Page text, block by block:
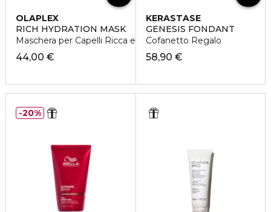
OLAPLEX
RICH HYDRATION MASK
Maschera per Capelli Ricca e Idratante
44,00 €
KERASTASE
GENESIS FONDANT
Cofanetto Regalo
58,90 €
20%